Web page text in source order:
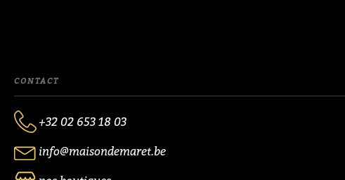
CONTACT
+32 02 653 18 03
info@maisondemaret.be